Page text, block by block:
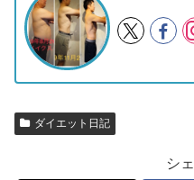
ダイエット日記
シ